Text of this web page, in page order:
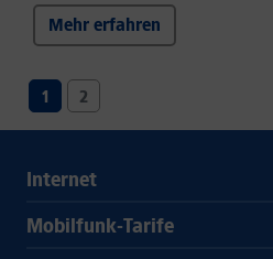
Mehr erfahren
1 2
Internet
Mobilfunk-Tarife